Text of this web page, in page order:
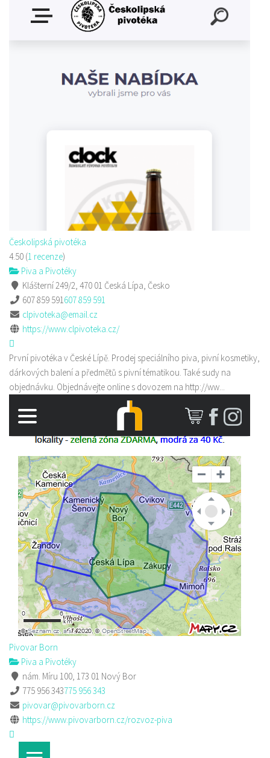
Českolipská pivotéka
4.50 (1 recenze)
Piva a Pivotéky
Klášterní 249/2, 470 01 Česká Lípa, Česko
607 859 591607 859 591
clpivoteka@email.cz
https://www.clpivoteka.cz/
První pivotéka v České Lípě. Prodej speciálního piva, pivní kosmetiky,
dárkových balení a předmětů s pivní tématikou. Také sudy na
objednávku. Objednávejte online s dovozem na http://ww...
Pivovar Born
Piva a Pivotéky
nám. Míru 100, 173 01 Nový Bor
775 956 343775 956 343
pivovar@pivovarborn.cz
https://www.pivovarborn.cz/rozvoz-piva